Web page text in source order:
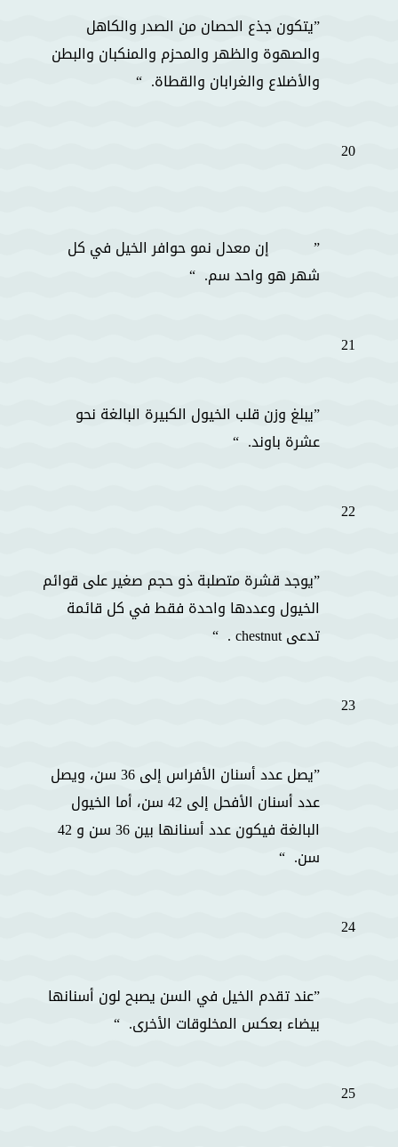
يتكون جذع الحصان من الصدر والكاهل
والصهوة والظهر والمحزم والمنكبان والبطن
والأضلاع والغرابان والقطاة.
20
إن معدل نمو حوافر الخيل في كل
شهر هو واحد سم.
21
يبلغ وزن قلب الخيول الكبيرة البالغة نحو
عشرة باوند.
22
يوجد قشرة متصلبة ذو حجم صغير على قوائم
الخيول وعددها واحدة فقط في كل قائمة
تدعى chestnut .
23
يصل عدد أسنان الأفراس إلى 36 سن، ويصل
عدد أسنان الأفحل إلى 42 سن، أما الخيول
البالغة فيكون عدد أسنانها بين 36 سن و 42
سن.
24
عند تقدم الخيل في السن يصبح لون أسنانها
بيضاء بعكس المخلوقات الأخرى.
25